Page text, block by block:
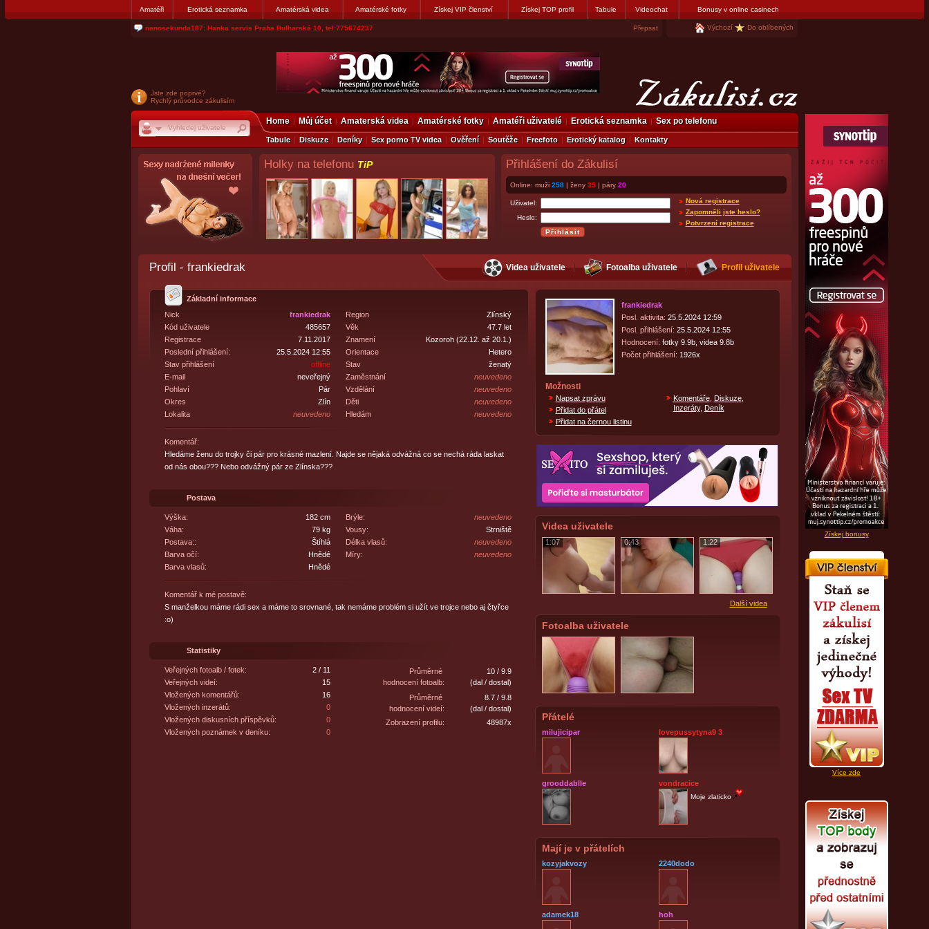
Amatéři Erotická seznamka Amatérská videa Amatérské fotky Získej VIP členství Získej TOP profil Tabule Videochat Bonusy v online casinech
nanosekunda187: Hanka servis Praha Bulharská 10, tel:775674237 Přepsat Výchozí Do oblíbených
Získej bonusy
Více zde
Jste zde poprvé?
Rychlý průvodce zákulisím
Home Můj účet Amaterská videa Amatérské fotky Amatéři uživatelé Erotická seznamka Sex po telefonu
Tabule Diskuze Deníky Sex porno TV videa Ověření Soutěže Freefoto Erotický katalog Kontakty
Holky na telefonu TiP Přihlášení do Zákulisí
Online: muži 258| ženy 35| páry 20
Uživatel:
Heslo:
Nová registrace
Zapomněli jste heslo?
Potvrzení registrace
Profil - frankiedrak Videa uživatele Fotoalba uživatele Profil uživatele
Základní informace
Nick
frankiedrak
Kód uživatele
485657
Registrace
7.11.2017
Poslední přihlášení:
25.5.2024 12:55
Stav přihlášení
offline
E-mail
neveřejný
Pohlaví
Pár
Okres
Zlín
Lokalita
neuvedeno
Region
Zlínský
Věk
47.7 let
Znamení
Kozoroh (22.12. až 20.1.)
Orientace
Hetero
Stav
ženatý
Zaměstnání
neuvedeno
Vzdělání
neuvedeno
Děti
neuvedeno
Hledám
neuvedeno
Komentář:
Hledáme ženu do trojky či pár pro krásné mazlení. Najde se nějaká odvážná co se nechá ráda laskat
od nás obou??? Nebo odvážný pár ze Zlínska???
Postava
Výška:
182 cm
Váha:
79 kg
Postava::
Štíhlá
Barva očí:
Hnědé
Barva vlasů:
Hnědé
Brýle:
neuvedeno
Vousy:
Strniště
Délka vlasů:
neuvedeno
Míry:
neuvedeno
Komentář k mé postavě:
S manželkou máme rádi sex a máme to srovnané, tak nemáme problém si užít ve trojce nebo aj čtyřce
:o)
Statistiky
Veřejných fotoalb / fotek:
2 / 11
Veřejných videí:
15
Vložených komentářů:
16
Vložených inzerátů:
0
Vložených diskusních příspěvků:
0
Vložených poznámek v deníku:
0
Průměrné
hodnocení fotoalb:
10 / 9.9
(dal / dostal)
Průměrné
hodnocení videí:
8.7 / 9.8
(dal / dostal)
Zobrazení profilu:
48987x
frankiedrak
Posl. aktivita: 25.5.2024 12:59
Posl. přihlášení: 25.5.2024 12:55
Hodnocení: fotky 9.9b, videa 9.8b
Počet přihlášení: 1926x
Možnosti
Napsat zprávu
Přidat do přátel
Přidat na černou listinu
Komentáře, Diskuze,
Inzeráty, Deník
Videa uživatele
1:07 0:43 1:22
Další videa
Fotoalba uživatele
Přátelé
milujicipar lovepussytyna9 3
grooddablle vondracice
Moje zlaticko
Mají je v přátelích
kozyjakvozy 2240dodo
adamek18 hoh